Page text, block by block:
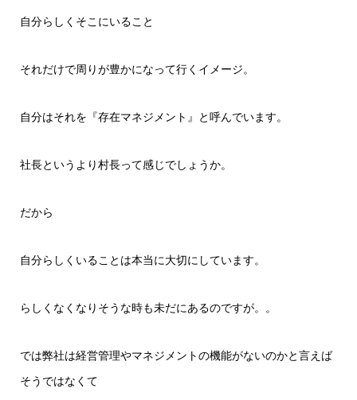
自分らしくそこにいること
それだけで周りが豊かになって行くイメージ。
自分はそれを『存在マネジメント』と呼んでいます。
社長というより村長って感じでしょうか。
だから
自分らしくいることは本当に大切にしています。
らしくなくなりそうな時も未だにあるのですが。。
では弊社は経営管理やマネジメントの機能がないのかと言えば
そうではなくて